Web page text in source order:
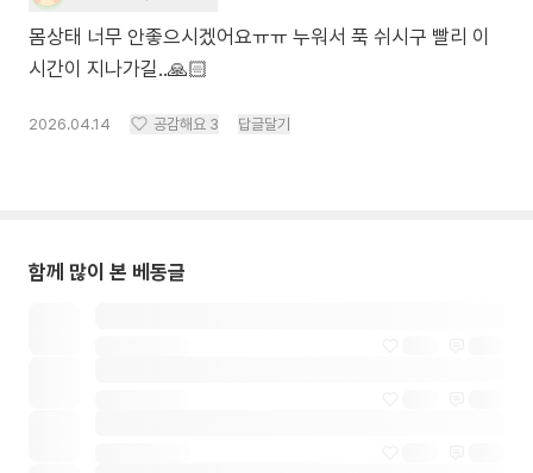
몸상태 너무 안좋으시겠어요ㅠㅠ 누워서 푹 쉬시구 빨리 이
시간이 지나가길..🙏🏻
2026.04.14 공감해요 3 답글달기
함께 많이 본 베동글